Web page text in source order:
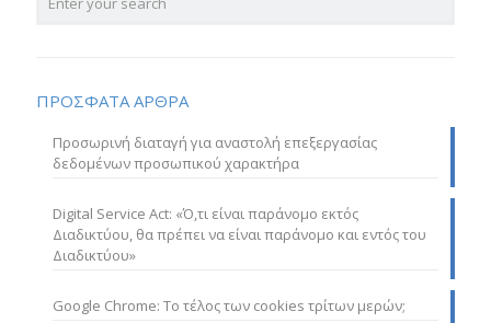
ΠΡΟΣΦΑΤΑ ΑΡΘΡΑ
Προσωρινή διαταγή για αναστολή επεξεργασίας
δεδομένων προσωπικού χαρακτήρα
Digital Service Act: «Ό,τι είναι παράνομο εκτός
Διαδικτύου, θα πρέπει να είναι παράνομο και εντός του
Διαδικτύου»
Google Chrome: Το τέλος των cookies τρίτων μερών;